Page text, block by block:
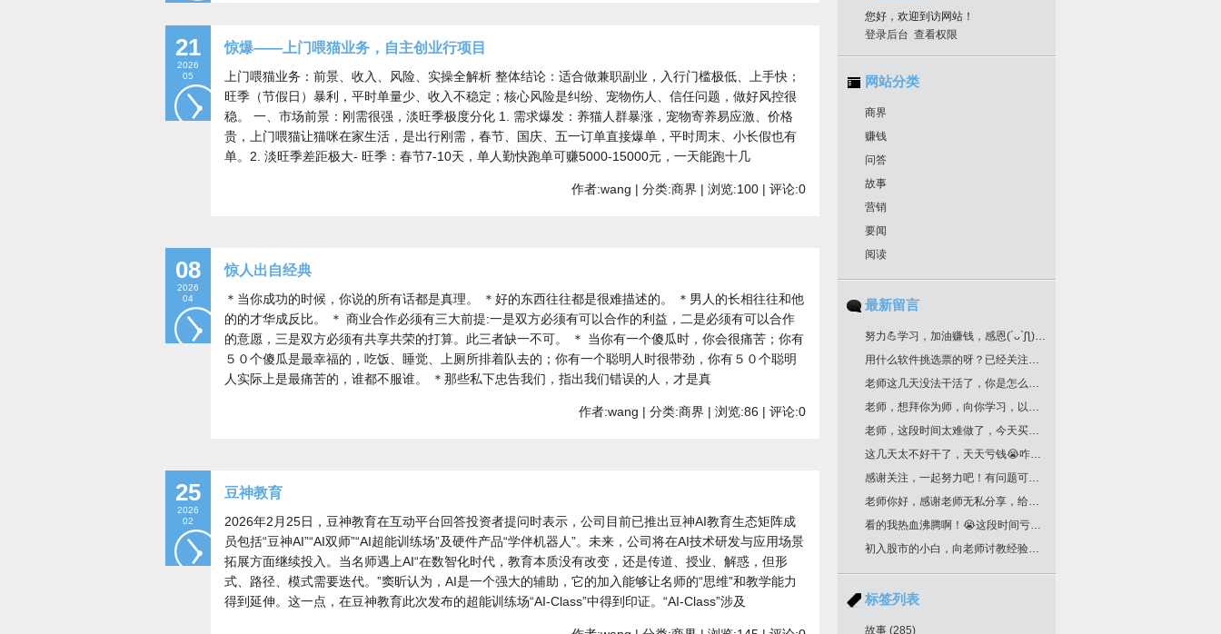
21
2026
05
惊爆——上门喂猫业务，自主创业行项目
上门喂猫业务：前景、收入、风险、实操全解析 整体结论：适合做兼职副业，入行门槛极低、上手快；
旺季（节假日）暴利，平时单量少、收入不稳定；核心风险是纠纷、宠物伤人、信任问题，做好风控很
稳。 一、市场前景：刚需很强，淡旺季极度分化 1. 需求爆发：养猫人群暴涨，宠物寄养易应激、价格
贵，上门喂猫让猫咪在家生活，是出行刚需，春节、国庆、五一订单直接爆单，平时周末、小长假也有
单。2. 淡旺季差距极大- 旺季：春节7-10天，单人勤快跑单可赚5000-15000元，一天能跑十几
作者:wang | 分类:商界 | 浏览:100 | 评论:0
08
2026
04
惊人出自经典
＊当你成功的时候，你说的所有话都是真理。 ＊好的东西往往都是很难描述的。 ＊男人的长相往往和他
的的才华成反比。 ＊ 商业合作必须有三大前提:一是双方必须有可以合作的利益，二是必须有可以合作
的意愿，三是双方必须有共享共荣的打算。此三者缺一不可。 ＊ 当你有一个傻瓜时，你会很痛苦；你有
５０个傻瓜是最幸福的，吃饭、睡觉、上厕所排着队去的；你有一个聪明人时很带劲，你有５０个聪明
人实际上是最痛苦的，谁都不服谁。 ＊那些私下忠告我们，指出我们错误的人，才是真
作者:wang | 分类:商界 | 浏览:86 | 评论:0
25
2026
02
豆神教育
2026年2月25日，豆神教育在互动平台回答投资者提问时表示，公司目前已推出豆神AI教育生态矩阵成
员包括“豆神AI”“AI双师”“AI超能训练场”及硬件产品“学伴机器人”。未来，公司将在AI技术研发与应用场景
拓展方面继续投入。当名师遇上AI“在数智化时代，教育本质没有改变，还是传道、授业、解惑，但形
式、路径、模式需要迭代。”窦昕认为，AI是一个强大的辅助，它的加入能够让名师的“思维”和教学能力
得到延伸。这一点，在豆神教育此次发布的超能训练场“AI-Class”中得到印证。“AI-Class”涉及
您好，欢迎到访网站！
登录后台 查看权限
网站分类
商界
赚钱
问答
故事
营销
要闻
阅读
最新留言
努力💪学习，加油赚钱，感恩(´ᴗ`ʃƪ)老师分享干货
用什么软件挑选票的呀？已经关注您很久了！
老师这几天没法干活了，你是怎么挑选票票的？
老师，想拜你为师，向你学习，以邮箱联系你了，请回复为盼。
老师，这段时间太难做了，今天买明天跌，老师文中作业，是不是最后一根k线是卖点，前一根k线是买点？不知道对不对？请多多指教！
这几天太不好干了，天天亏钱😭咋办老师
感谢关注，一起努力吧！有问题可以留言
老师你好，感谢老师无私分享，给你邮箱留言了哈，我要学习交易技术课程！一定给我回复哈
看的我热血沸腾啊！😭这段时间亏惨了
初入股市的小白，向老师讨教经验！收藏了
标签列表
故事 (285)